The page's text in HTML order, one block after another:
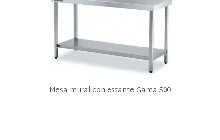
Mesa mural con estante Gama 500